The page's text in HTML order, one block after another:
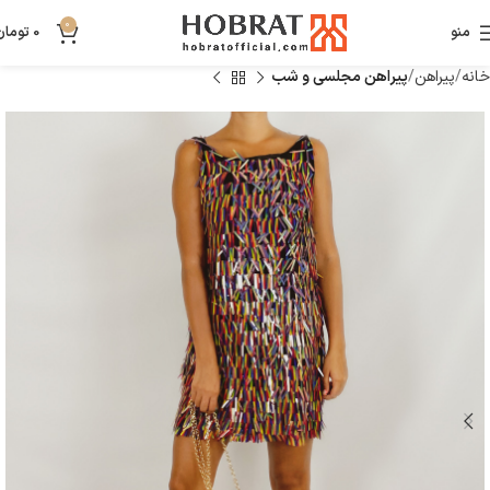
منو 0
0
خانه پیراهن پیراهن مجلسی و شب